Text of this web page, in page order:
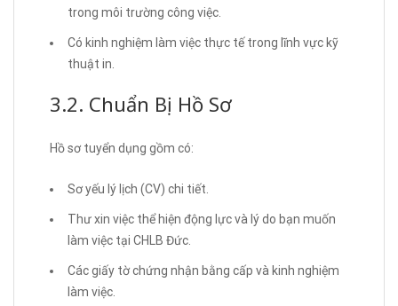
trong môi trường công việc.
Có kinh nghiệm làm việc thực tế trong lĩnh vực kỹ
thuật in.
3.2. Chuẩn Bị Hồ Sơ
Hồ sơ tuyển dụng gồm có:
Sơ yếu lý lịch (CV) chi tiết.
Thư xin việc thể hiện động lực và lý do bạn muốn
làm việc tại CHLB Đức.
Các giấy tờ chứng nhận bằng cấp và kinh nghiệm
làm việc.